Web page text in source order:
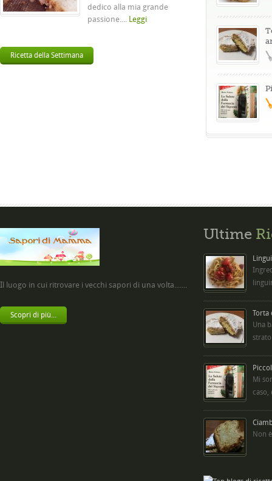
dedico alla mia grande
passione.... Leggi
Ricetta della Settimana
Il luogo in cui ritrovare i vecchi sapori di una volta.......
Scopri di più...
Ultime
Torta
Una
Mi
caso,
Non